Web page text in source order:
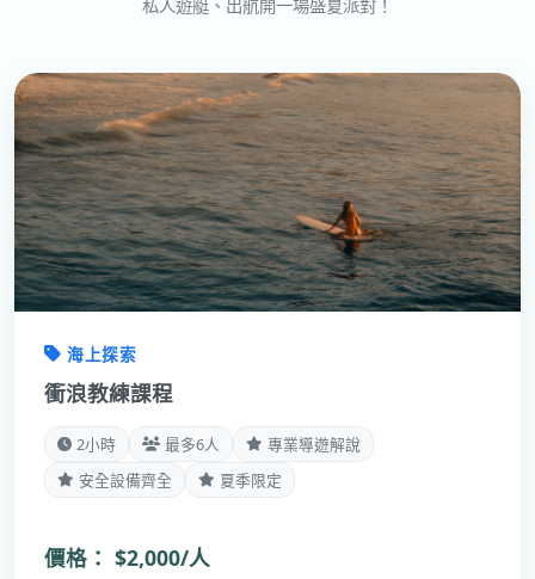
私人遊艇、出航開一場盛夏派對！
海上探索
衝浪教練課程
2小時 最多6人
專業導遊解說
安全設備齊全
夏季限定
價格： $2,000/人